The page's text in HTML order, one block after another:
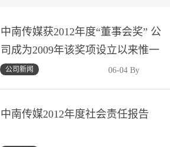
中南传媒获2012年度“董事会奖” 公
司成为2009年该奖项设立以来惟一
获奖湘企、惟一获奖文化传媒企业
06-04 By
公司新闻
中南传媒2012年度社会责任报告